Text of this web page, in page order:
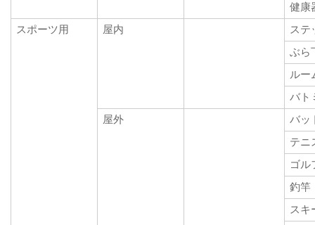
健康
スポーツ用
屋内
ステ
ぶら
ルー
バト
屋外
バッ
テニ
ゴル
釣竿
スキ